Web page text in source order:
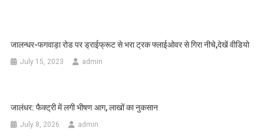
जालन्धर-फगवाड़ा रोड पर ड्राईफ्रूट से भरा ट्रक फ्लाईओवर से गिरा नीचे,देखें वीडियो
July 15, 2023 admin
जालंधर: फैक्ट्री में लगी भीषण आग, लाखों का नुकसान
July 8, 2026 admin